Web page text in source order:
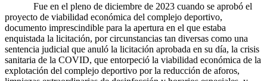
Fue en el pleno de diciembre de 2023 cuando se aprobó el
proyecto de viabilidad económica del complejo deportivo,
documento imprescindible para la apertura en el que estaba
enquistada la licitación, por circunstancias tan diversas como una
sentencia judicial que anuló la licitación aprobada en su día, la crisis
sanitaria de la COVID, que entorpeció la viabilidad económica de la
explotación del complejo deportivo por la reducción de aforos,